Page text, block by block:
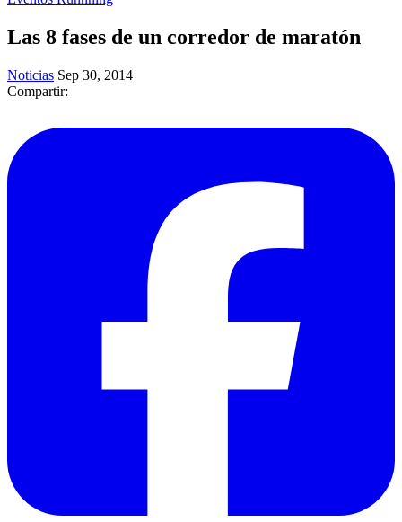
Las 8 fases de un corredor de maratón
Noticias Sep 30, 2014
Compartir: